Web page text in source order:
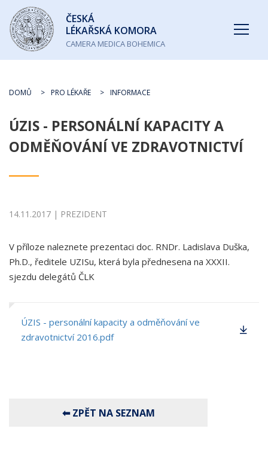
Česká
lékařská
komora
ČESKÁ
LÉKAŘSKÁ KOMORA
CAMERA MEDICA BOHEMICA
DOMŮ PRO LÉKAŘE INFORMACE
ÚZIS - PERSONÁLNÍ KAPACITY A
ODMĚŇOVÁNÍ VE ZDRAVOTNICTVÍ
14.11.2017 | PREZIDENT
V příloze naleznete prezentaci doc. RNDr. Ladislava Duška,
Ph.D., ředitele UZISu, která byla přednesena na XXXII.
sjezdu delegátů ČLK
ÚZIS - personální kapacity a odměňování ve
zdravotnictví 2016.pdf